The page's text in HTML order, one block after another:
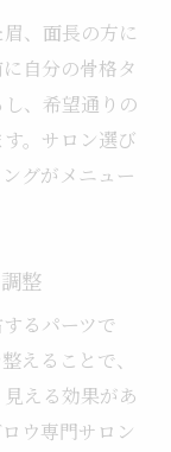
、面長の方に
自分の骨格タ
、希望通りの
。サロン選び
グがメニュー
整
るパーツで
えることで、
える効果があ
ウ専門サロン